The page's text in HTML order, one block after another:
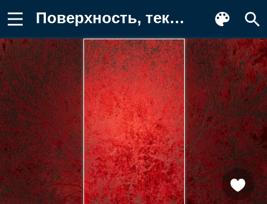
Поверхность, текстура, красный Фото